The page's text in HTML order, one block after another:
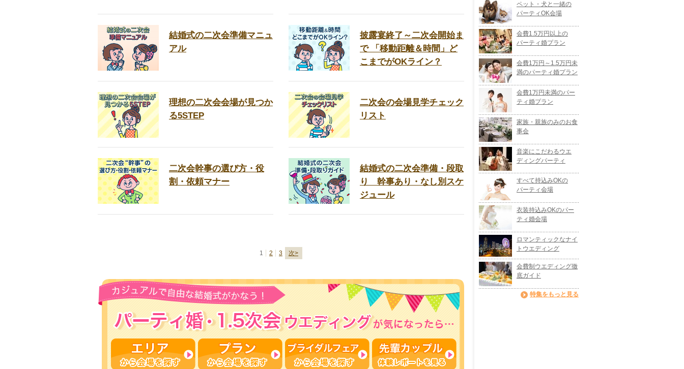
ペット・犬と一緒の
パーティOK会場
会費1.5万円以上の
パーティ婚プラン
会費1万円～1.5万円未
満のパーティ婚プラン
会費1万円未満のパー
ティ婚プラン
家族・親族のみのお食
事会
音楽にこだわるウエ
ディングパーティ
すべて持込みOKの
パーティ会場
衣装持込みOKのパー
ティ婚会場
ロマンティックなナイ
トウエディング
会費制ウエディング徹
底ガイド
特集をもっと見る
結婚式の二次会準備マニュ
アル
披露宴終了～二次会開始ま
で 「移動距離＆時間」ど
こまでがOKライン？
理想の二次会会場が見つか
る5STEP
二次会の会場見学チェック
リスト
二次会幹事の選び方・役
割・依頼マナー
結婚式の二次会準備・段取
り 幹事あり・なし別スケ
ジュール
1 2 3 次>